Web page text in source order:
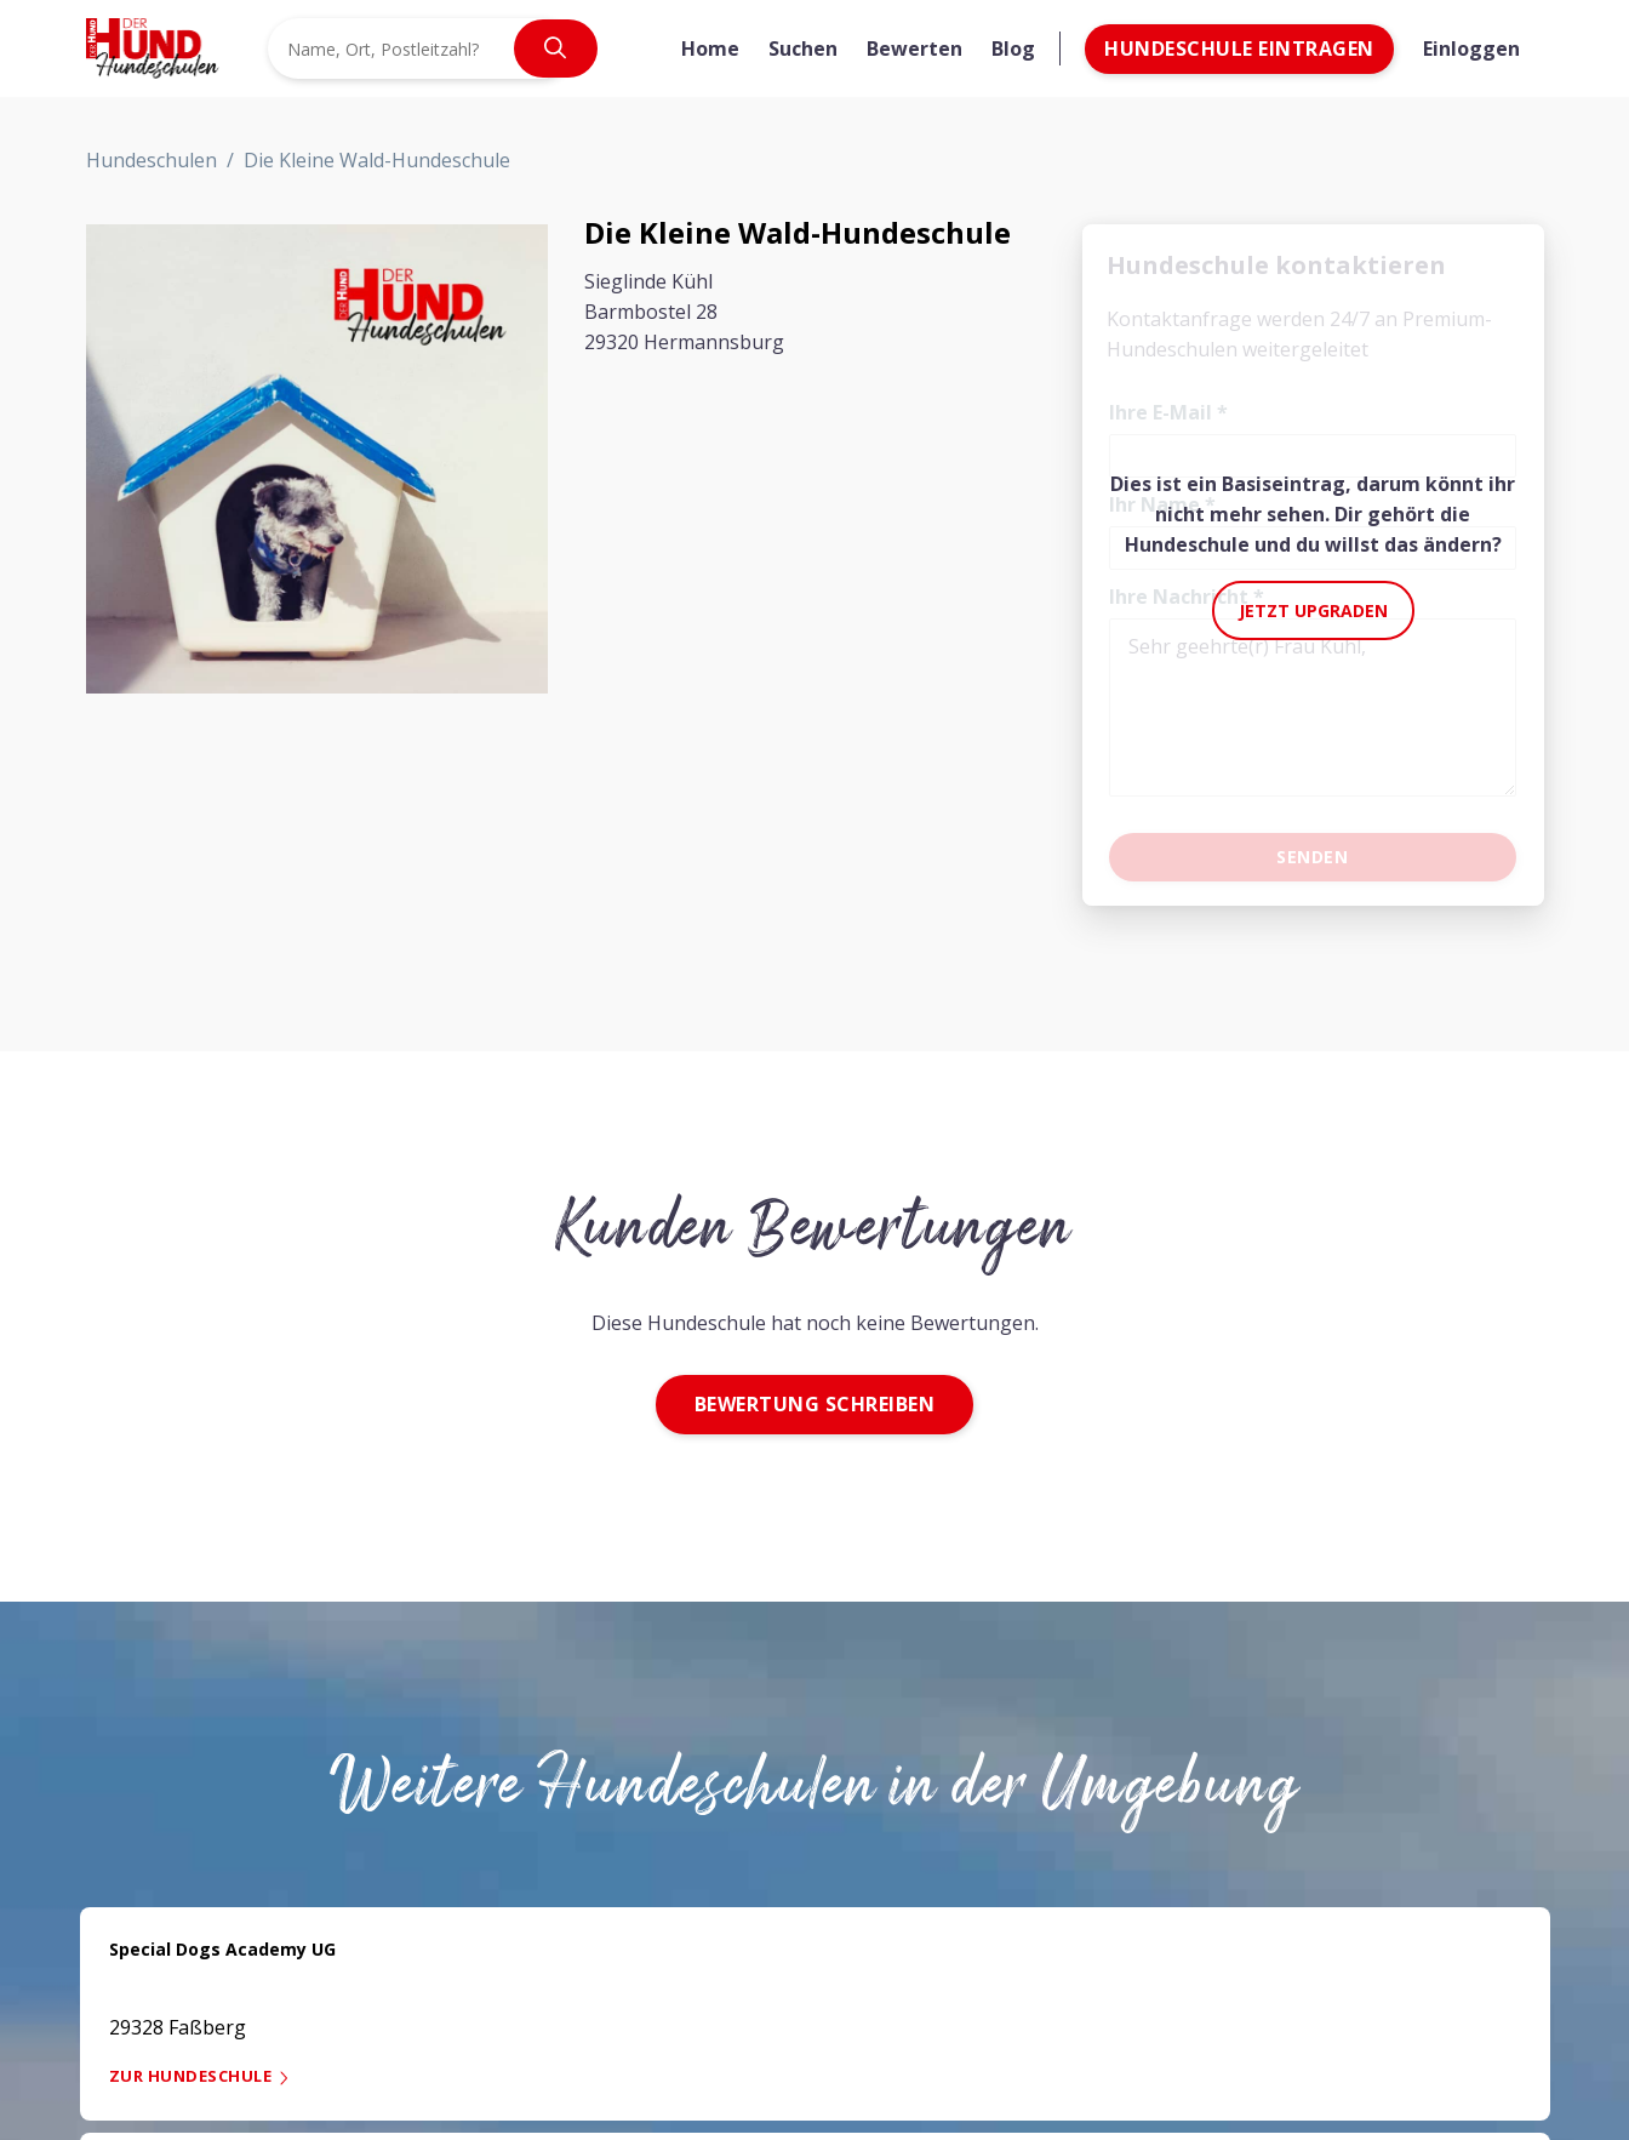
Home Suchen Bewerten Blog HUNDESCHULE EINTRAGEN Einloggen
Hundeschulen / Die Kleine Wald-Hundeschule
Die Kleine Wald-Hundeschule
Sieglinde Kühl
Barmbostel 28
29320 Hermannsburg
Dies ist ein Basiseintrag, darum könnt ihr
nicht mehr sehen. Dir gehört die
Hundeschule und du willst das ändern?
JETZT UPGRADEN
Hundeschule kontaktieren
Kontaktanfrage werden 24/7 an Premium-
Hundeschulen weitergeleitet
Ihre E-Mail *
Ihr Name*
Ihre Nachricht *
Kunden Bewertungen
Diese Hundeschule hat noch keine Bewertungen.
BEWERTUNG SCHREIBEN
Weitere Hundeschulen in der Umgebung
Special Dogs Academy UG
29328 Faßberg
ZUR HUNDESCHULE